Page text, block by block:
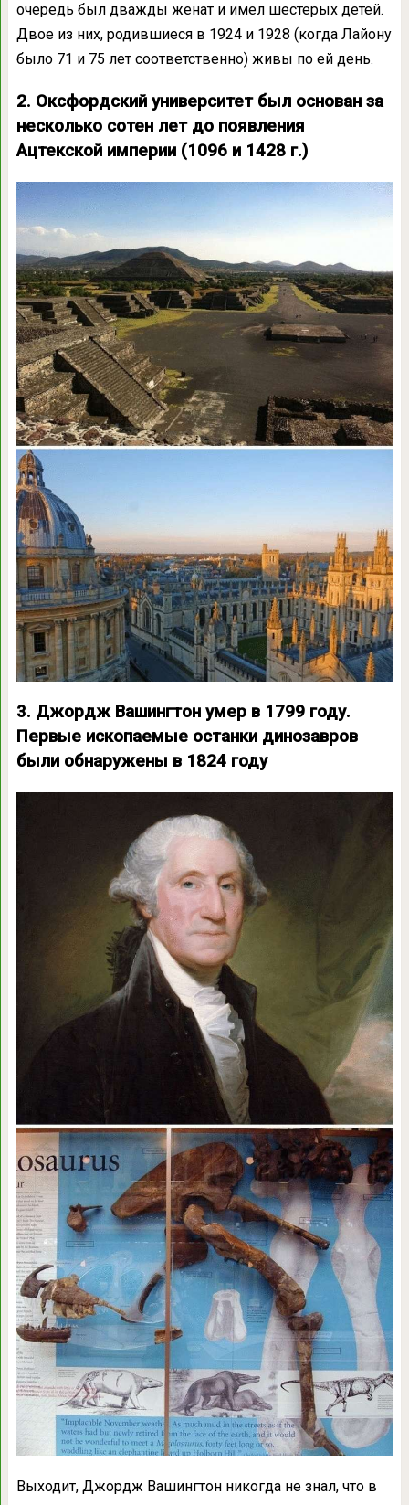
очередь был дважды женат и имел шестерых детей.
Двое из них, родившиеся в 1924 и 1928 (когда Лайону
было 71 и 75 лет соответственно) живы по ей день.
2. Оксфордский университет был основан за
несколько сотен лет до появления
Ацтекской империи (1096 и 1428 г.)
3. Джордж Вашингтон умер в 1799 году.
Первые ископаемые останки динозавров
были обнаружены в 1824 году
Выходит, Джордж Вашингтон никогда не знал, что в